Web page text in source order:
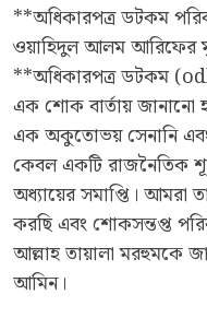
**অধিকারপত্র ডটকম
ওয়াহিদুল আলম আরিফের
**অধিকারপত্র ডটকম
এক শোক বার্তায়
এক অকুতোভয় সেনানি এবং
কেবল একটি রাজনৈতিক
অধ্যায়ের সমাপ্তি। আমরা
করছি এবং শোকসন্তপ্ত
আল্লাহ তায়ালা মরহুমকে
আমিন।